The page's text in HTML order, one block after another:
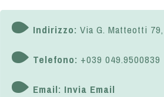
Indirizzo: Via G. Matteotti
Telefono: +039 049.9500839
Email: Invia Email